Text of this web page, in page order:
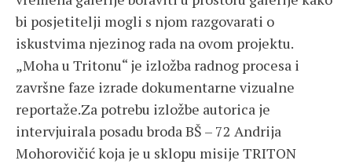
bi posjetitelji mogli s njom razgovarati o
iskustvima njezinog rada na ovom projektu.
„Moha u Tritonu“ je izložba radnog procesa i
završne faze izrade dokumentarne vizualne
reportaže.Za potrebu izložbe autorica je
intervjuirala posadu broda BŠ – 72 Andrija
Mohorovičić koja je u sklopu misije TRITON